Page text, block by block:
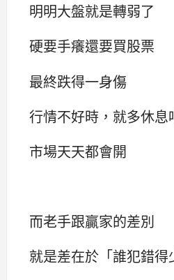
明明大盤就是轉弱了
硬要手癢還要買股票
最終跌得一身傷
行情不好時，就多休息
市場天天都會開
而老手跟贏家的差別
就是差在於「誰犯錯得